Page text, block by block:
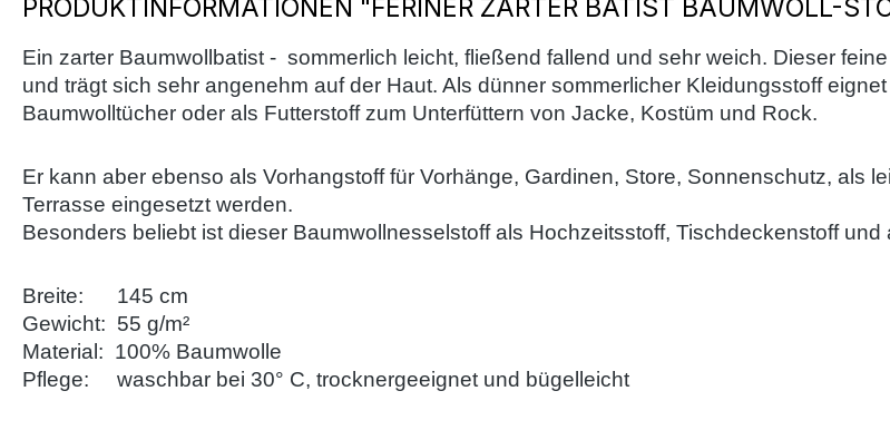
PRODUKTINFORMATIONEN "FERINER ZARTER BATIST BAUMWOLL-
Ein zarter Baumwollbatist - sommerlich leicht, fließend fallend und sehr weich. Dieser
und trägt sich sehr angenehm auf der Haut. Als dünner sommerlicher Kleidungsstoff
Baumwolltücher oder als Futterstoff zum Unterfüttern von Jacke, Kostüm und Rock.
Er kann aber ebenso als Vorhangstoff für Vorhänge, Gardinen, Store, Sonnenschutz, als
Terrasse eingesetzt werden.
Besonders beliebt ist dieser Baumwollnesselstoff als Hochzeitsstoff, Tischdeckenstoff
Breite: 145 cm
Gewicht: 55 g/m²
Material: 100% Baumwolle
Pflege: waschbar bei 30° C, trocknergeeignet und bügelleicht